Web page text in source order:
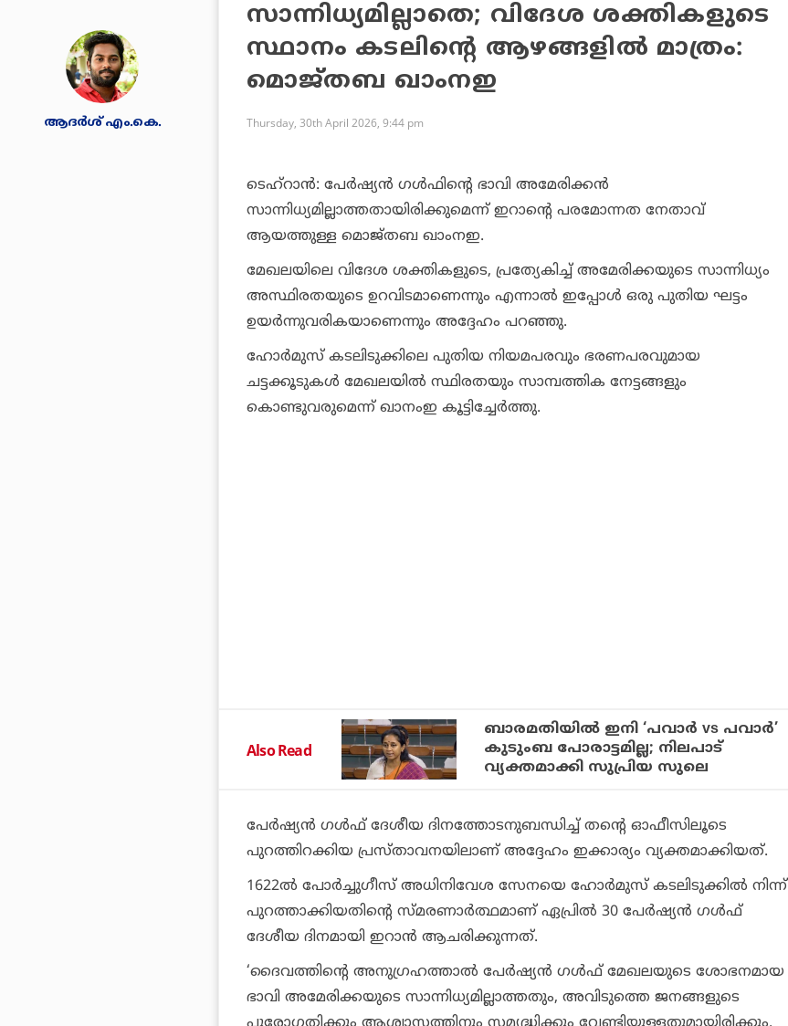
ആദർശ് എം.കെ.
സാന്നിധ്യമില്ലാതെ; വിദേശ ശക്തികളുടെ
സ്ഥാനം കടലിന്റെ ആഴങ്ങളില്‍ മാത്രം:
മൊജ്തബ ഖാംനഇ
Thursday, 30th April 2026, 9:44 pm
ടെഹ്റാന്‍: പേര്‍ഷ്യന്‍ ഗള്‍ഫിന്റെ ഭാവി അമേരിക്കന്‍
സാന്നിധ്യമില്ലാത്തതായിരിക്കുമെന്ന് ഇറാന്റെ പരമോന്നത നേതാവ്
ആയത്തുള്ള മൊജ്തബ ഖാംനഇ.
മേഖലയിലെ വിദേശ ശക്തികളുടെ, പ്രത്യേകിച്ച് അമേരിക്കയുടെ സാന്നിധ്യം
അസ്ഥിരതയുടെ ഉറവിടമാണെന്നും എന്നാല്‍ ഇപ്പോള്‍ ഒരു പുതിയ ഘട്ടം
ഉയര്‍ന്നുവരികയാണെന്നും അദ്ദേഹം പറഞ്ഞു.
ഹോര്‍മുസ് കടലിടുക്കിലെ പുതിയ നിയമപരവും ഭരണപരവുമായ
ചട്ടക്കൂടുകള്‍ മേഖലയില്‍ സ്ഥിരതയും സാമ്പത്തിക നേട്ടങ്ങളും
കൊണ്ടുവരുമെന്ന് ഖാനംഇ കൂട്ടിച്ചേര്‍ത്തു.
Also Read
ബാരമതിയില്‍ ഇനി ‘പവാര്‍ vs പവാര്‍’
കുടുംബ പോരാട്ടമില്ല; നിലപാട്
വ്യക്തമാക്കി സുപ്രിയ സുലെ
പേര്‍ഷ്യന്‍ ഗള്‍ഫ് ദേശീയ ദിനത്തോടനുബന്ധിച്ച് തന്റെ ഓഫീസിലൂടെ
പുറത്തിറക്കിയ പ്രസ്താവനയിലാണ് അദ്ദേഹം ഇക്കാര്യം വ്യക്തമാക്കിയത്.
1622ല്‍ പോര്‍ച്ചുഗീസ് അധിനിവേശ സേനയെ ഹോര്‍മുസ് കടലിടുക്കില്‍ നിന്ന്
പുറത്താക്കിയതിന്റെ സ്മരണാര്‍ത്ഥമാണ് ഏപ്രില്‍ 30 പേര്‍ഷ്യന്‍ ഗള്‍ഫ്
ദേശീയ ദിനമായി ഇറാന്‍ ആചരിക്കുന്നത്.
‘ദൈവത്തിന്റെ അനുഗ്രഹത്താല്‍ പേര്‍ഷ്യന്‍ ഗള്‍ഫ് മേഖലയുടെ ശോഭനമായ
ഭാവി അമേരിക്കയുടെ സാന്നിധ്യമില്ലാത്തതും, അവിടുത്തെ ജനങ്ങളുടെ